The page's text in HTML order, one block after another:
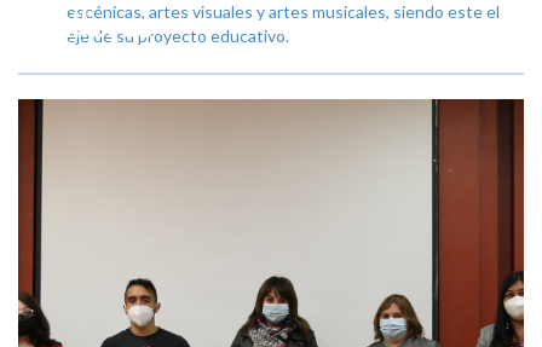
talleres
escénicas, artes visuales y artes musicales, siendo este el
eje de su proyecto educativo.